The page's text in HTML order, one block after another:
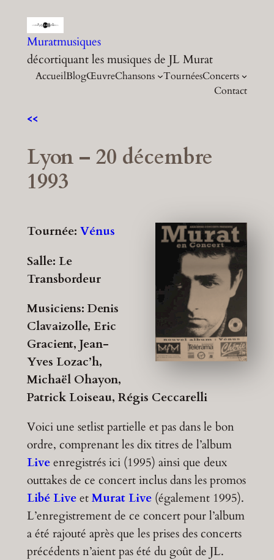
contenu
Muratmusiques
décortiquant les musiques de JL Murat
AccueilBlogŒuvreChansons TournéesConcerts
Contact
<<
Lyon – 20 décembre
1993
Tournée: Vénus
Salle: Le
Transbordeur
Musiciens: Denis
Clavaizolle, Eric
Gracient, Jean-
Yves Lozac’h,
Michaël Ohayon,
Patrick Loiseau, Régis Ceccarelli
Voici une setlist partielle et pas dans le bon
ordre, comprenant les dix titres de l’album
Liveenregistrés ici (1995) ainsi que deux
outtakes de ce concert inclus dans les promos
Libé LiveetMurat Live(également 1995).
L’enregistrement de ce concert pour l’album
a été rajouté après que les prises des concerts
précédents n’aient pas été du goût de JL.